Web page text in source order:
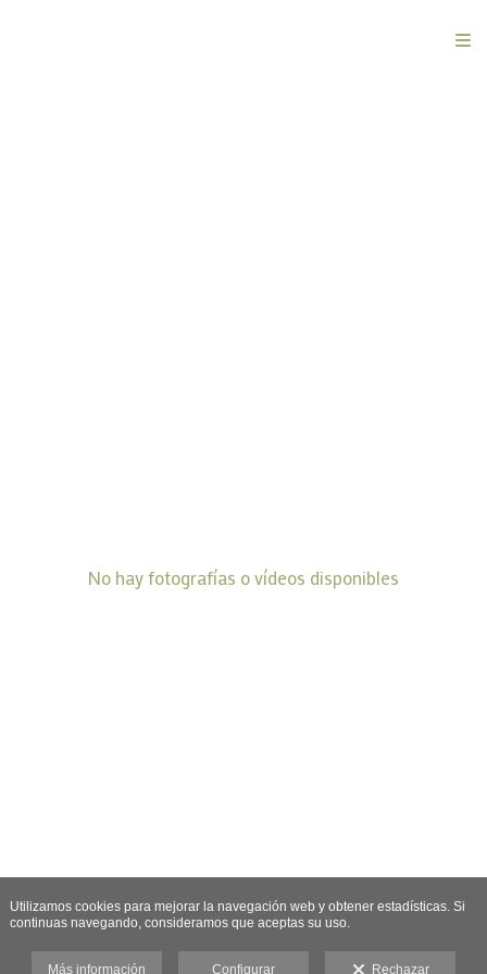
No hay fotografías o vídeos disponibles
Utilizamos cookies para mejorar la navegación web y obtener estadísticas. Si
continuas navegando, consideramos que aceptas su uso.
Más información Configurar Rechazar